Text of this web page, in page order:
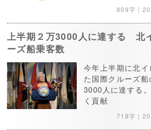
809字｜
上半期２万3000人に達する 北
ーズ船乗客数
今年上半期に北
た国際クルーズ
3000人に達する
く貢献
718字｜